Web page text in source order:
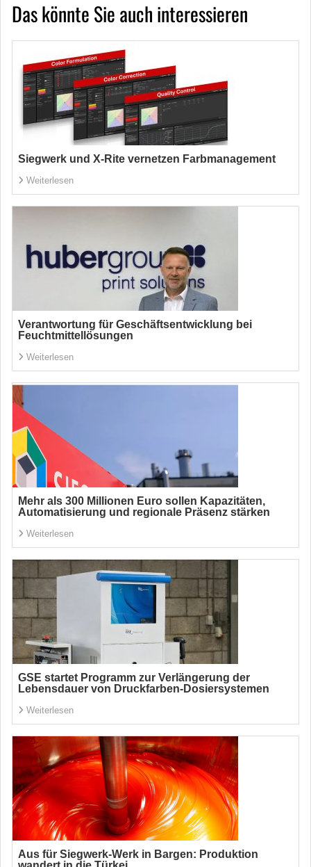
Das könnte Sie auch interessieren
Siegwerk und X-Rite vernetzen Farbmanagement
Weiterlesen
Verantwortung für Geschäftsentwicklung bei
Feuchtmittellösungen
Weiterlesen
Mehr als 300 Millionen Euro sollen Kapazitäten,
Automatisierung und regionale Präsenz stärken
Weiterlesen
GSE startet Programm zur Verlängerung der
Lebensdauer von Druckfarben-Dosiersystemen
Weiterlesen
Aus für Siegwerk-Werk in Bargen: Produktion